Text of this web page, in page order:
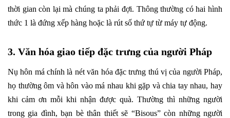
thời gian còn lại mà chúng ta phải đợi. Thông thường có hai hình
thức 1 là đứng xếp hàng hoặc là rút số thứ tự từ máy tự động.
3. Văn hóa giao tiếp đặc trưng của người Pháp
Nụ hôn má chính là nét văn hóa đặc trưng thú vị của người Pháp,
họ thường ôm và hôn vào má nhau khi gặp và chia tay nhau, hay
khi cảm ơn mỗi khi nhận được quà. Thường thì những người
trong gia đình, bạn bè thân thiết sẽ “Bisous” còn những người